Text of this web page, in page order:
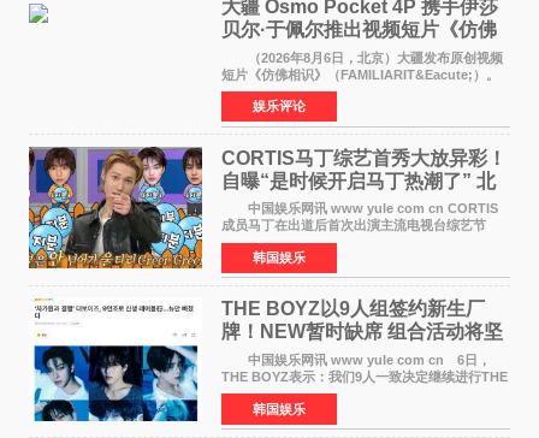
大疆 Osmo Pocket 4P 携手伊莎
贝尔·于佩尔推出视频短片《仿佛
相识》
（2026年8月6日，北京）大疆发布原创视频
短片《仿佛相识》（FAMILIARIT&Eacute;）。
视频短片由戛纳国际电影节最佳女演员伊莎贝尔·
于佩尔（Isabelle Huppert）主演，全程使用大
疆首款双主摄口
娱乐评论
CORTIS马丁综艺首秀大放异彩！
自曝“是时候开启马丁热潮了” 北
美巡演火热进行中
中国娱乐网讯 www yule com cn CORTIS
成员马丁在出道后首次出演主流电视台综艺节
目，展现了多才多艺的魅力。 马丁出演了5日
播出的MBC《Radio Star》Fashion与Passion
之间，I&lsquo;m
韩国娱乐
THE BOYZ以9人组签约新生厂
牌！NEW暂时缺席 组合活动将坚
定不移继续
中国娱乐网讯 www yule com cn 6日，
THE BOYZ表示：我们9人一致决定继续进行THE
BOYZ组合活动，并且已经完成了组合团体活动
签约。目前正在新生厂牌下进行活动准备。尚未
离开THE BOYZ原所
韩国娱乐